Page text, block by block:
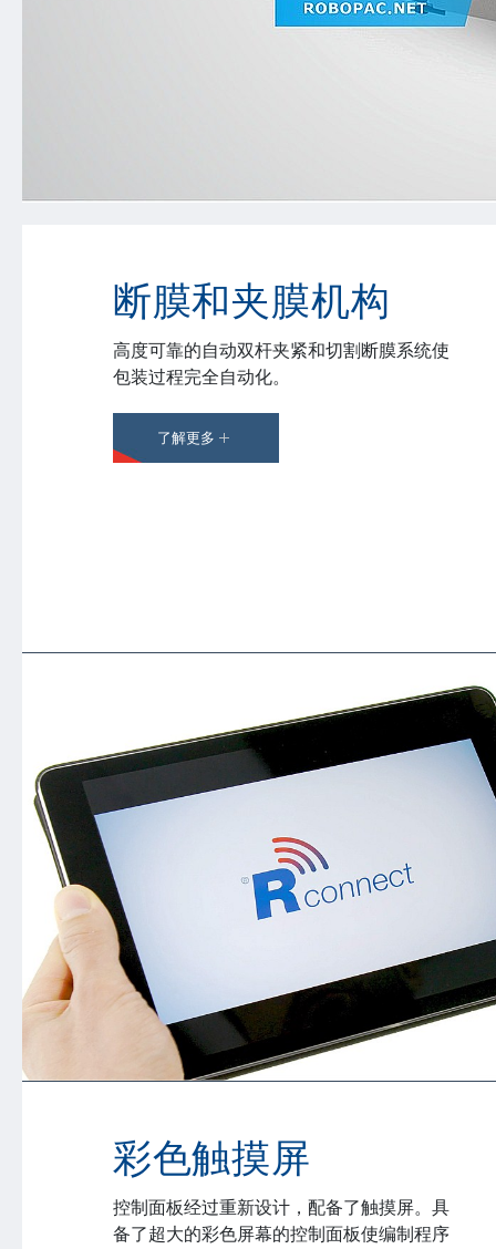
断膜和夹膜机构
高度可靠的自动双杆夹紧和切割断膜系统使
包装过程完全自动化。
了解更多
彩色触摸屏
控制面板经过重新设计，配备了触摸屏。具
备了超大的彩色屏幕的控制面板使编制程序